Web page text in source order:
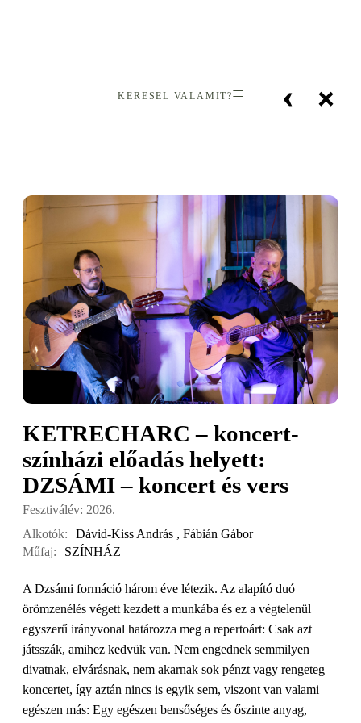
‹ ×
KERESEL VALAMIT?
KETRECHARC – koncert-
színházi előadás helyett:
DZSÁMI – koncert és vers
Fesztiválév: 2026.
Alkotók:
Dávid-Kiss András , Fábián Gábor
Műfaj:
SZÍNHÁZ
A Dzsámi formáció három éve létezik. Az alapító duó
örömzenélés végett kezdett a munkába és ez a végtelenül
egyszerű irányvonal határozza meg a repertoárt: Csak azt
játsszák, amihez kedvük van. Nem engednek semmilyen
divatnak, elvárásnak, nem akarnak sok pénzt vagy rengeteg
koncertet, így aztán nincs is egyik sem, viszont van valami
egészen más: Egy egészen bensőséges és őszinte anyag,